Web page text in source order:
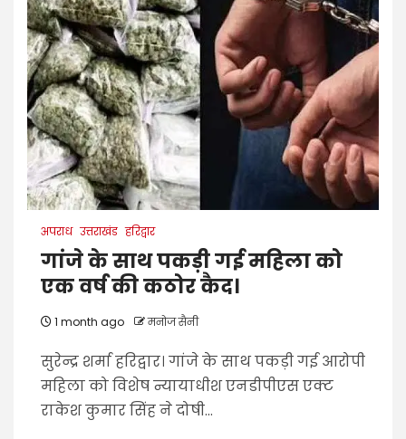
अपराध उत्तराखंड हरिद्वार
गांजे के साथ पकड़ी गई महिला को
एक वर्ष की कठोर कैद।
1 month ago मनोज सैनी
सुरेन्द्र शर्मा हरिद्वार। गांजे के साथ पकड़ी गई आरोपी
महिला को विशेष न्यायाधीश एनडीपीएस एक्ट
राकेश कुमार सिंह ने दोषी...